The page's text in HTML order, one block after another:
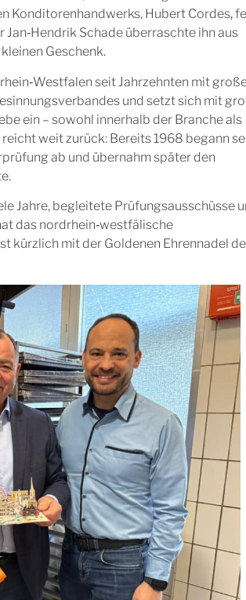
Konditorenhandwerks, Hubert Cordes,
Schade überraschte ihn aus
Geschenk.
seit Jahrzehnten mit
und setzt sich mit
ein – sowohl innerhalb der Branche als
weit zurück: Bereits 1968 begann
ab und übernahm später den
Jahre, begleitete Prüfungsausschüsse
das nordrhein‑westfälische
kürzlich mit der Goldenen Ehrennadel